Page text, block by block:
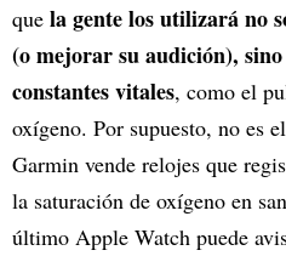
que la gente los utilizará no
(o mejorar su audición),
constantes vitales, como el
oxígeno. Por supuesto, no es
Garmin vende relojes que
la saturación de oxígeno en
último Apple Watch puede